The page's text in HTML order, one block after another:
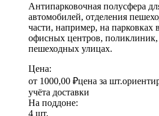
Антипарковочная полусфера
автомобилей, отделения
части, например, на парковках
офисных центров,
пешеходных улицах.
Цена:
от 1000,00 ₽цена за шт.
учёта доставки
На поддоне:
4 шт.